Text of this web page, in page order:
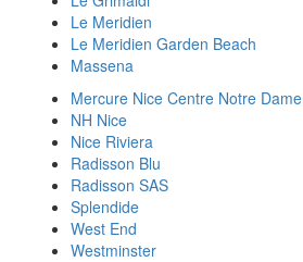
Le Meridien
Le Meridien Garden Beach
Massena
Mercure Nice Centre Notre Dame
NH Nice
Nice Riviera
Radisson Blu
Radisson SAS
Splendide
West End
Westminster